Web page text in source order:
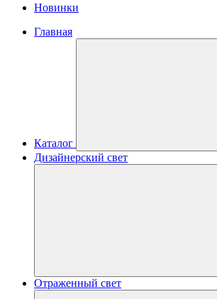
Новинки
Главная
Каталог
Дизайнерский свет
Отраженный свет